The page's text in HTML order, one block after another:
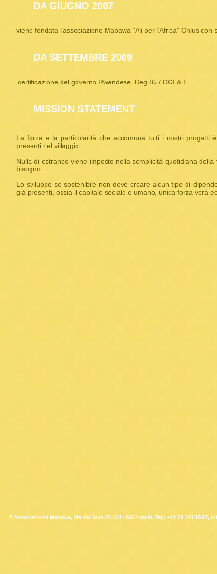
DA GIUGNO 2007
viene fondata l’associazione Mabawa “Ali per l’Africa” Onlus
DA SETTEMBRE 2009
certificazione del governo Rwandese. Reg 85 / DGI & E
MISSION STATEMENT
La forza e la particolarità che accomuna tutti i nostri progetti
presenti nel villaggio.
Nulla di estraneo viene imposto nella semplicità quotidiana
bisogno.
Lo sviluppo se sostenibile non deve creare alcun tipo di
già presenti, ossia il capitale sociale e umano, unica forza vera
© Associazione Mabawa, Via del Sole 22, CH - 6943 Vezia, Tel.: +41 79 240 15 07,